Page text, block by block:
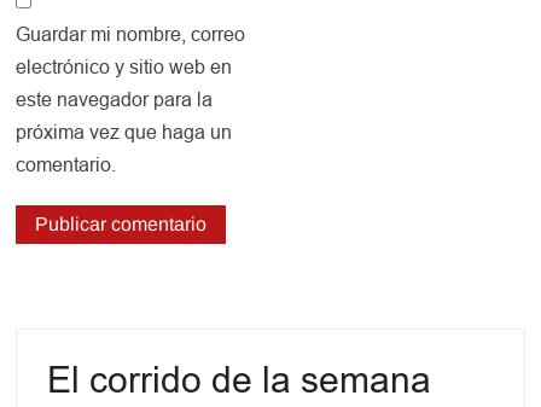
Guardar mi nombre, correo
electrónico y sitio web en
este navegador para la
próxima vez que haga un
comentario.
El corrido de la semana